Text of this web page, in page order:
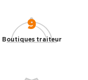
9
Boutiques traiteur